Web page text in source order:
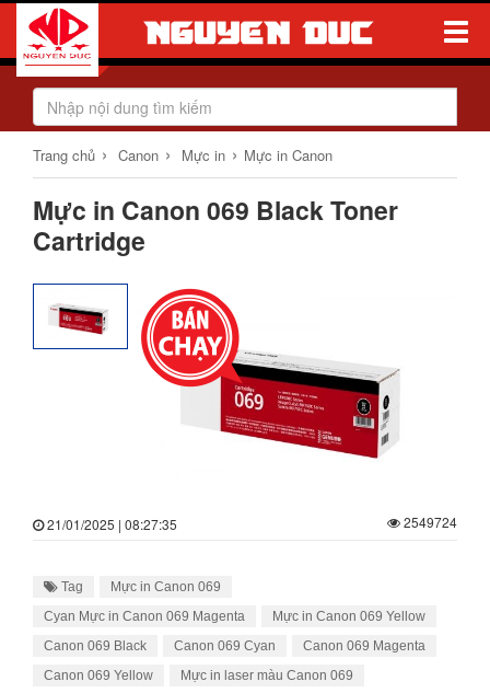
Toggle
Trang chủ › Canon › Mực in › Mực in Canon
Mực in Canon 069 Black Toner
Cartridge
21/01/2025 | 08:27:35 2549724
Tag
Mực in Canon 069
Cyan Mực in Canon 069 Magenta
Mực in Canon 069 Yellow
Canon 069 Black
Canon 069 Cyan
Canon 069 Magenta
Canon 069 Yellow
Mực in laser màu Canon 069